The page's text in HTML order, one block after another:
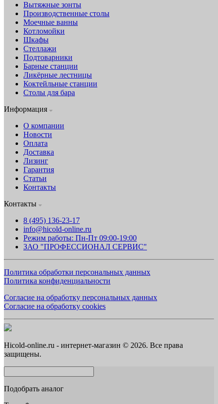
Вытяжные зонты
Производственные столы
Моечные ванны
Котломойки
Шкафы
Стеллажи
Подтоварники
Барные станции
Ликёрные лестницы
Коктейльные станции
Столы для бара
Информация
О компании
Новости
Оплата
Доставка
Лизинг
Гарантия
Статьи
Контакты
Контакты
8 (495) 136-23-17
info@hicold-online.ru
Режим работы: Пн-Пт 09:00-19:00
ЗАО "ПРОФЕССИОНАЛ СЕРВИС"
Политика обработки персональных данных
Политика конфиденциальности
Согласие на обработку персональных данных
Согласие на обработку cookies
Hicold-online.ru - интернет-магазин © 2026. Все права
защищены.
Подобрать аналог